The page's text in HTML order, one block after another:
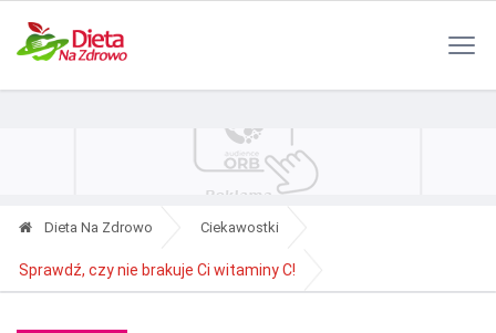
Dieta Na Zdrowo Ciekawostki
Sprawdź, czy nie brakuje Ci witaminy C!